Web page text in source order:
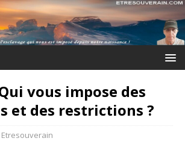
vous impose des
et des restrictions ?
Etresouverain